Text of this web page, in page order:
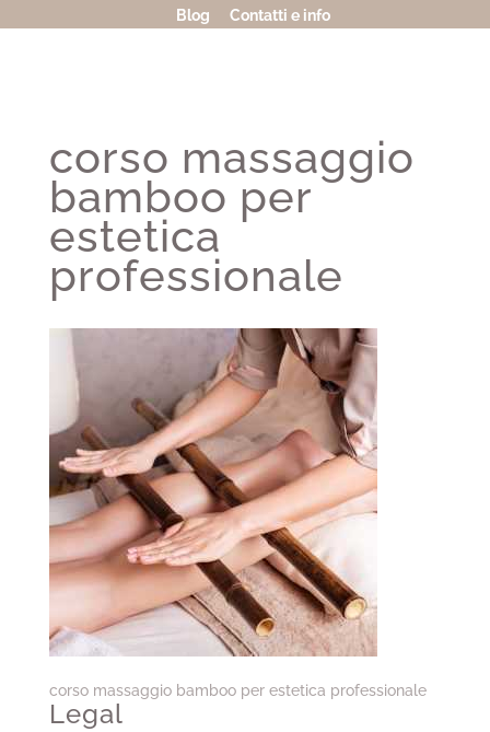
Blog Contatti e info
corso massaggio
bamboo per
estetica
professionale
corso massaggio bamboo per estetica professionale
Legal